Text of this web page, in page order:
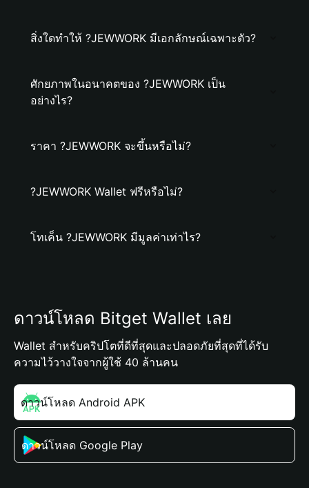
สิ่งใดทำให้ ?JEWWORK มีเอกลักษณ์เฉพาะตัว?
ศักยภาพในอนาคตของ ?JEWWORK เป็น
อย่างไร?
ราคา ?JEWWORK จะขึ้นหรือไม่?
?JEWWORK Wallet ฟรีหรือไม่?
โทเค็น ?JEWWORK มีมูลค่าเท่าไร?
ดาวน์โหลด Bitget Wallet เลย
Wallet สำหรับคริปโตที่ดีที่สุดและปลอดภัยที่สุดที่ได้รับ
ความไว้วางใจจากผู้ใช้ 40 ล้านคน
ดาวน์โหลด Android APK
ดาวน์โหลด Google Play